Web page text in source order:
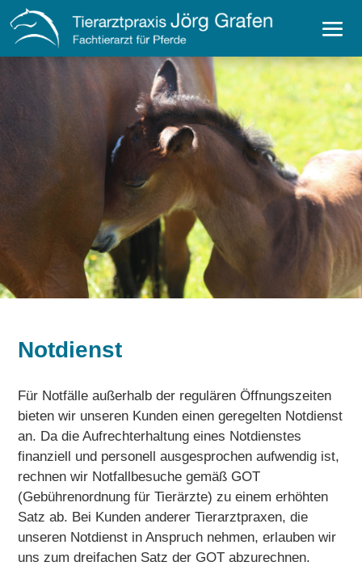
Notdienst
Für Notfälle außerhalb der regulären Öffnungszeiten
bieten wir unseren Kunden einen geregelten Notdienst
an. Da die Aufrechterhaltung eines Notdienstes
finanziell und personell ausgesprochen aufwendig ist,
rechnen wir Notfallbesuche gemäß GOT
(Gebührenordnung für Tier­ärzte) zu einem erhöhten
Satz ab. Bei Kunden anderer Tierarztpraxen, die
unseren Notdienst in Anspruch nehmen, erlauben wir
uns zum dreifachen Satz der GOT abzurechnen.